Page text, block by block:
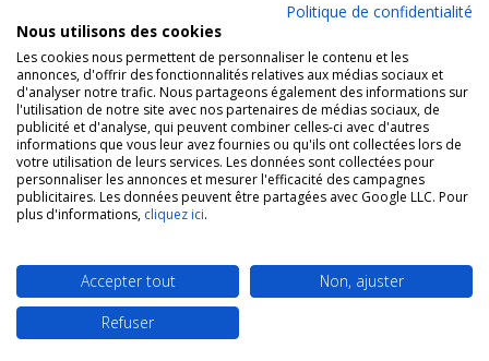
La Boutique des Chrétiens © | La boutique religieuse chrétienne de
référence !.
Politique de confidentialité
Nous utilisons des cookies
Les cookies nous permettent de personnaliser le contenu et les
annonces, d'offrir des fonctionnalités relatives aux médias sociaux et
d'analyser notre trafic. Nous partageons également des informations sur
l'utilisation de notre site avec nos partenaires de médias sociaux, de
publicité et d'analyse, qui peuvent combiner celles-ci avec d'autres
informations que vous leur avez fournies ou qu'ils ont collectées lors de
votre utilisation de leurs services. Les données sont collectées pour
personnaliser les annonces et mesurer l'efficacité des campagnes
publicitaires. Les données peuvent être partagées avec Google LLC. Pour
plus d'informations, cliquez ici.
Accepter tout
Non, ajuster
Refuser